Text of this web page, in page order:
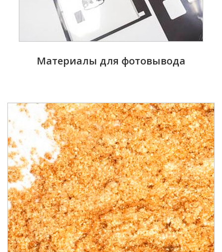
Материалы для фотовывода